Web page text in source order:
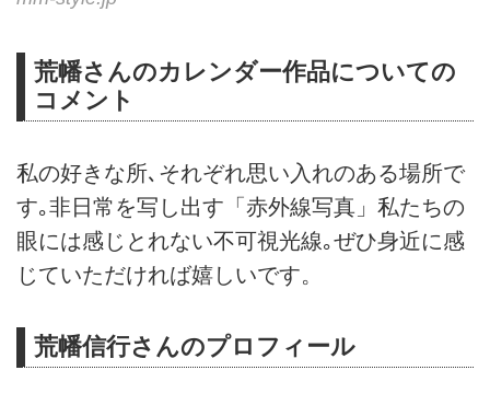
荒幡さんのカレンダー作品についての
コメント
私の好きな所､それぞれ思い入れのある場所で
す｡非日常を写し出す「赤外線写真」私たちの
眼には感じとれない不可視光線｡ぜひ身近に感
じていただければ嬉しいです。
荒幡信行さんのプロフィール